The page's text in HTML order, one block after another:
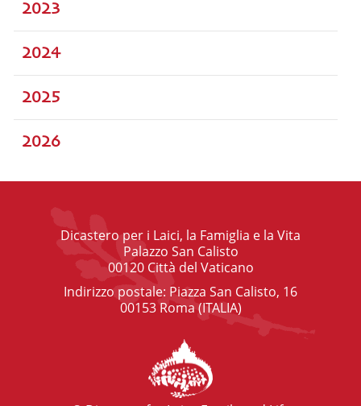
2023
2024
2025
2026
Dicastero per i Laici, la Famiglia e la Vita
Palazzo San Calisto
00120 Città del Vaticano
Indirizzo postale: Piazza San Calisto, 16
00153 Roma (ITALIA)